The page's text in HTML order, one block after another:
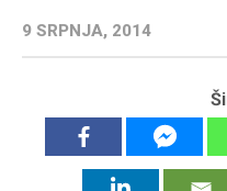
9 SRPNJA, 2014